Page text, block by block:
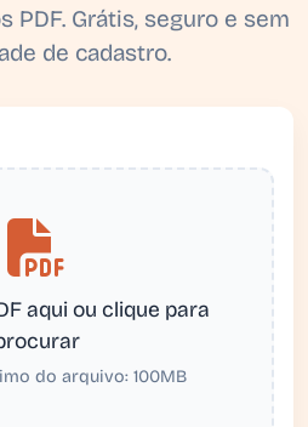
PDF. Grátis, seguro e sem
de cadastro.
aqui ou clique para
do arquivo: 100MB